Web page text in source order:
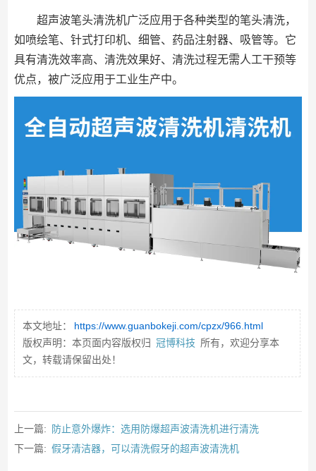
超声波笔头清洗机广泛应用于各种类型的笔头清洗，
如喷绘笔、针式打印机、细管、药品注射器、吸管等。它
具有清洗效率高、清洗效果好、清洗过程无需人工干预等
优点，被广泛应用于工业生产中。
本文地址：
https://www.guanbokeji.com/cpzx/966.html
版权声明：本页面内容版权归 冠博科技 所有，欢迎分享本
文，转载请保留出处！
上一篇:
防止意外爆炸：选用防爆超声波清洗机进行清洗
下一篇: 假牙清洁器，可以清洗假牙的超声波清洗机